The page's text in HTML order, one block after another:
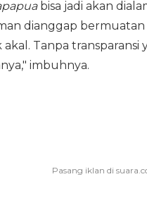
bisa jadi akan
dianggap
Tanpa
imbuhnya.